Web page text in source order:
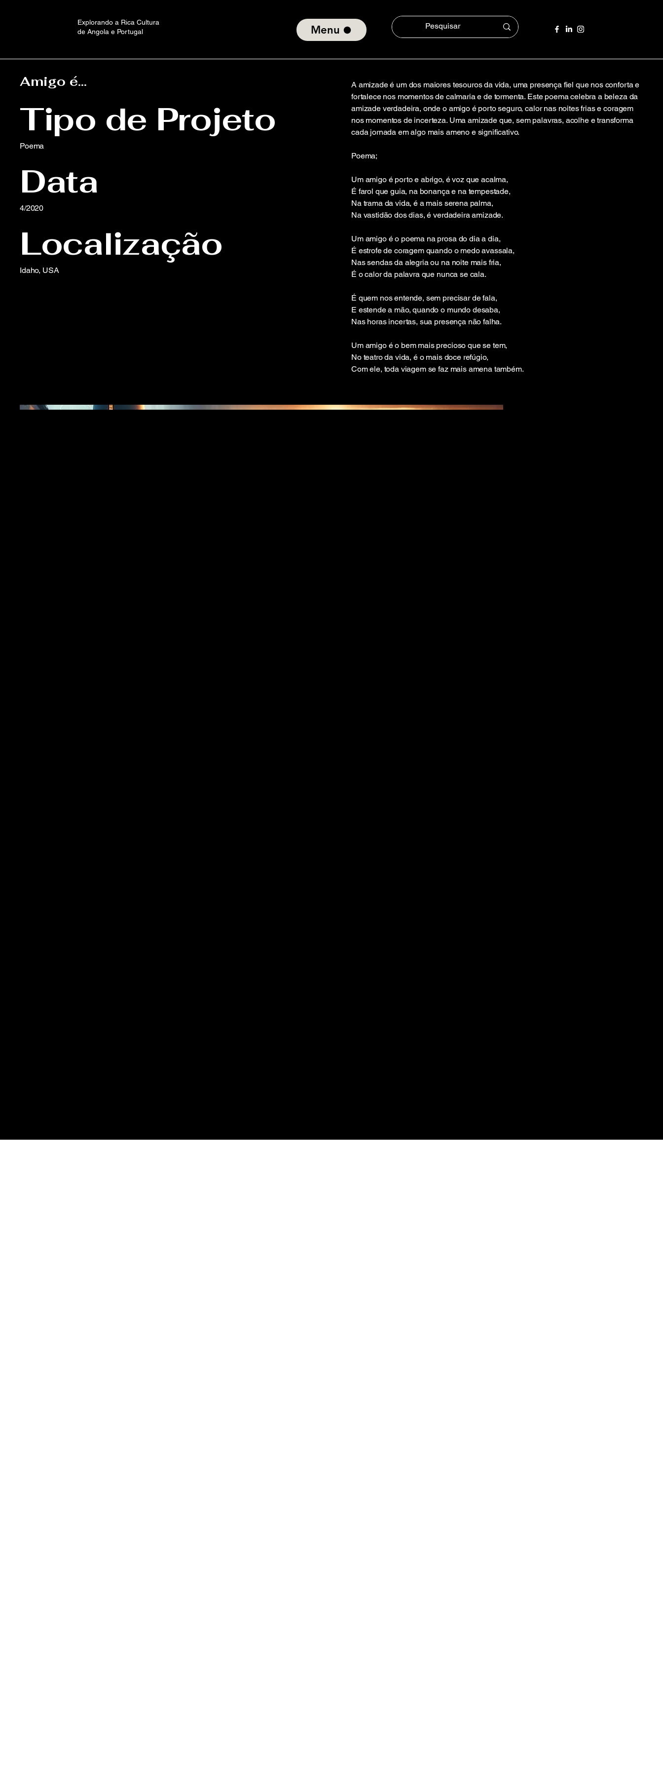
Explorando a Rica Cultura
de Angola e Portugal
Menu
Amigo é…
Tipo de Projeto
Poema
Data
4/2020
Localização
Idaho, USA
A amizade é um dos maiores tesouros da vida, uma presença fiel que nos conforta e
fortalece nos momentos de calmaria e de tormenta. Este poema celebra a beleza da
amizade verdadeira, onde o amigo é porto seguro, calor nas noites frias e coragem
nos momentos de incerteza. Uma amizade que, sem palavras, acolhe e transforma
cada jornada em algo mais ameno e significativo.
Poema;
Um amigo é porto e abrigo, é voz que acalma,
É farol que guia, na bonança e na tempestade,
Na trama da vida, é a mais serena palma,
Na vastidão dos dias, é verdadeira amizade.
Um amigo é o poema na prosa do dia a dia,
É estrofe de coragem quando o medo avassala,
Nas sendas da alegria ou na noite mais fria,
É o calor da palavra que nunca se cala.
É quem nos entende, sem precisar de fala,
E estende a mão, quando o mundo desaba,
Nas horas incertas, sua presença não falha.
Um amigo é o bem mais precioso que se tem,
No teatro da vida, é o mais doce refúgio,
Com ele, toda viagem se faz mais amena também.